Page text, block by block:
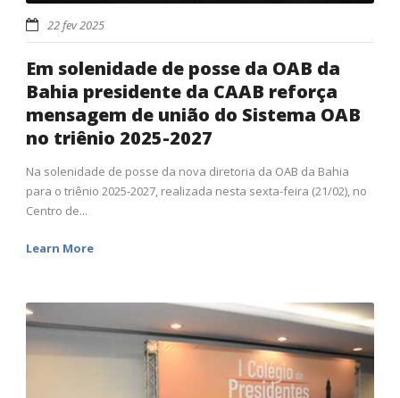
22 fev 2025
Em solenidade de posse da OAB da
Bahia presidente da CAAB reforça
mensagem de união do Sistema OAB
no triênio 2025-2027
Na solenidade de posse da nova diretoria da OAB da Bahia
para o triênio 2025-2027, realizada nesta sexta-feira (21/02), no
Centro de...
Learn More